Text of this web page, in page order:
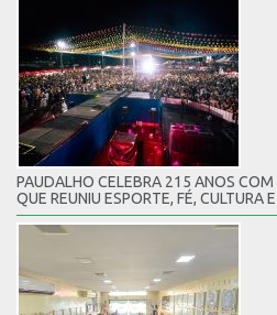
PAUDALHO CELEBRA 215 ANOS
QUE REUNIU ESPORTE, FÉ, CULTURA